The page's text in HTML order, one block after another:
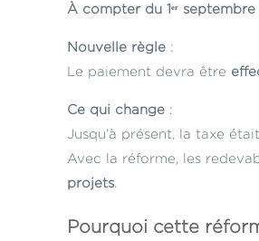
À compter du 1ᵉʳ
Nouvelle règle :
Le paiement devra être
Ce qui change :
Jusqu’à présent, la taxe
Avec la réforme, les
projets
Pourquoi cette